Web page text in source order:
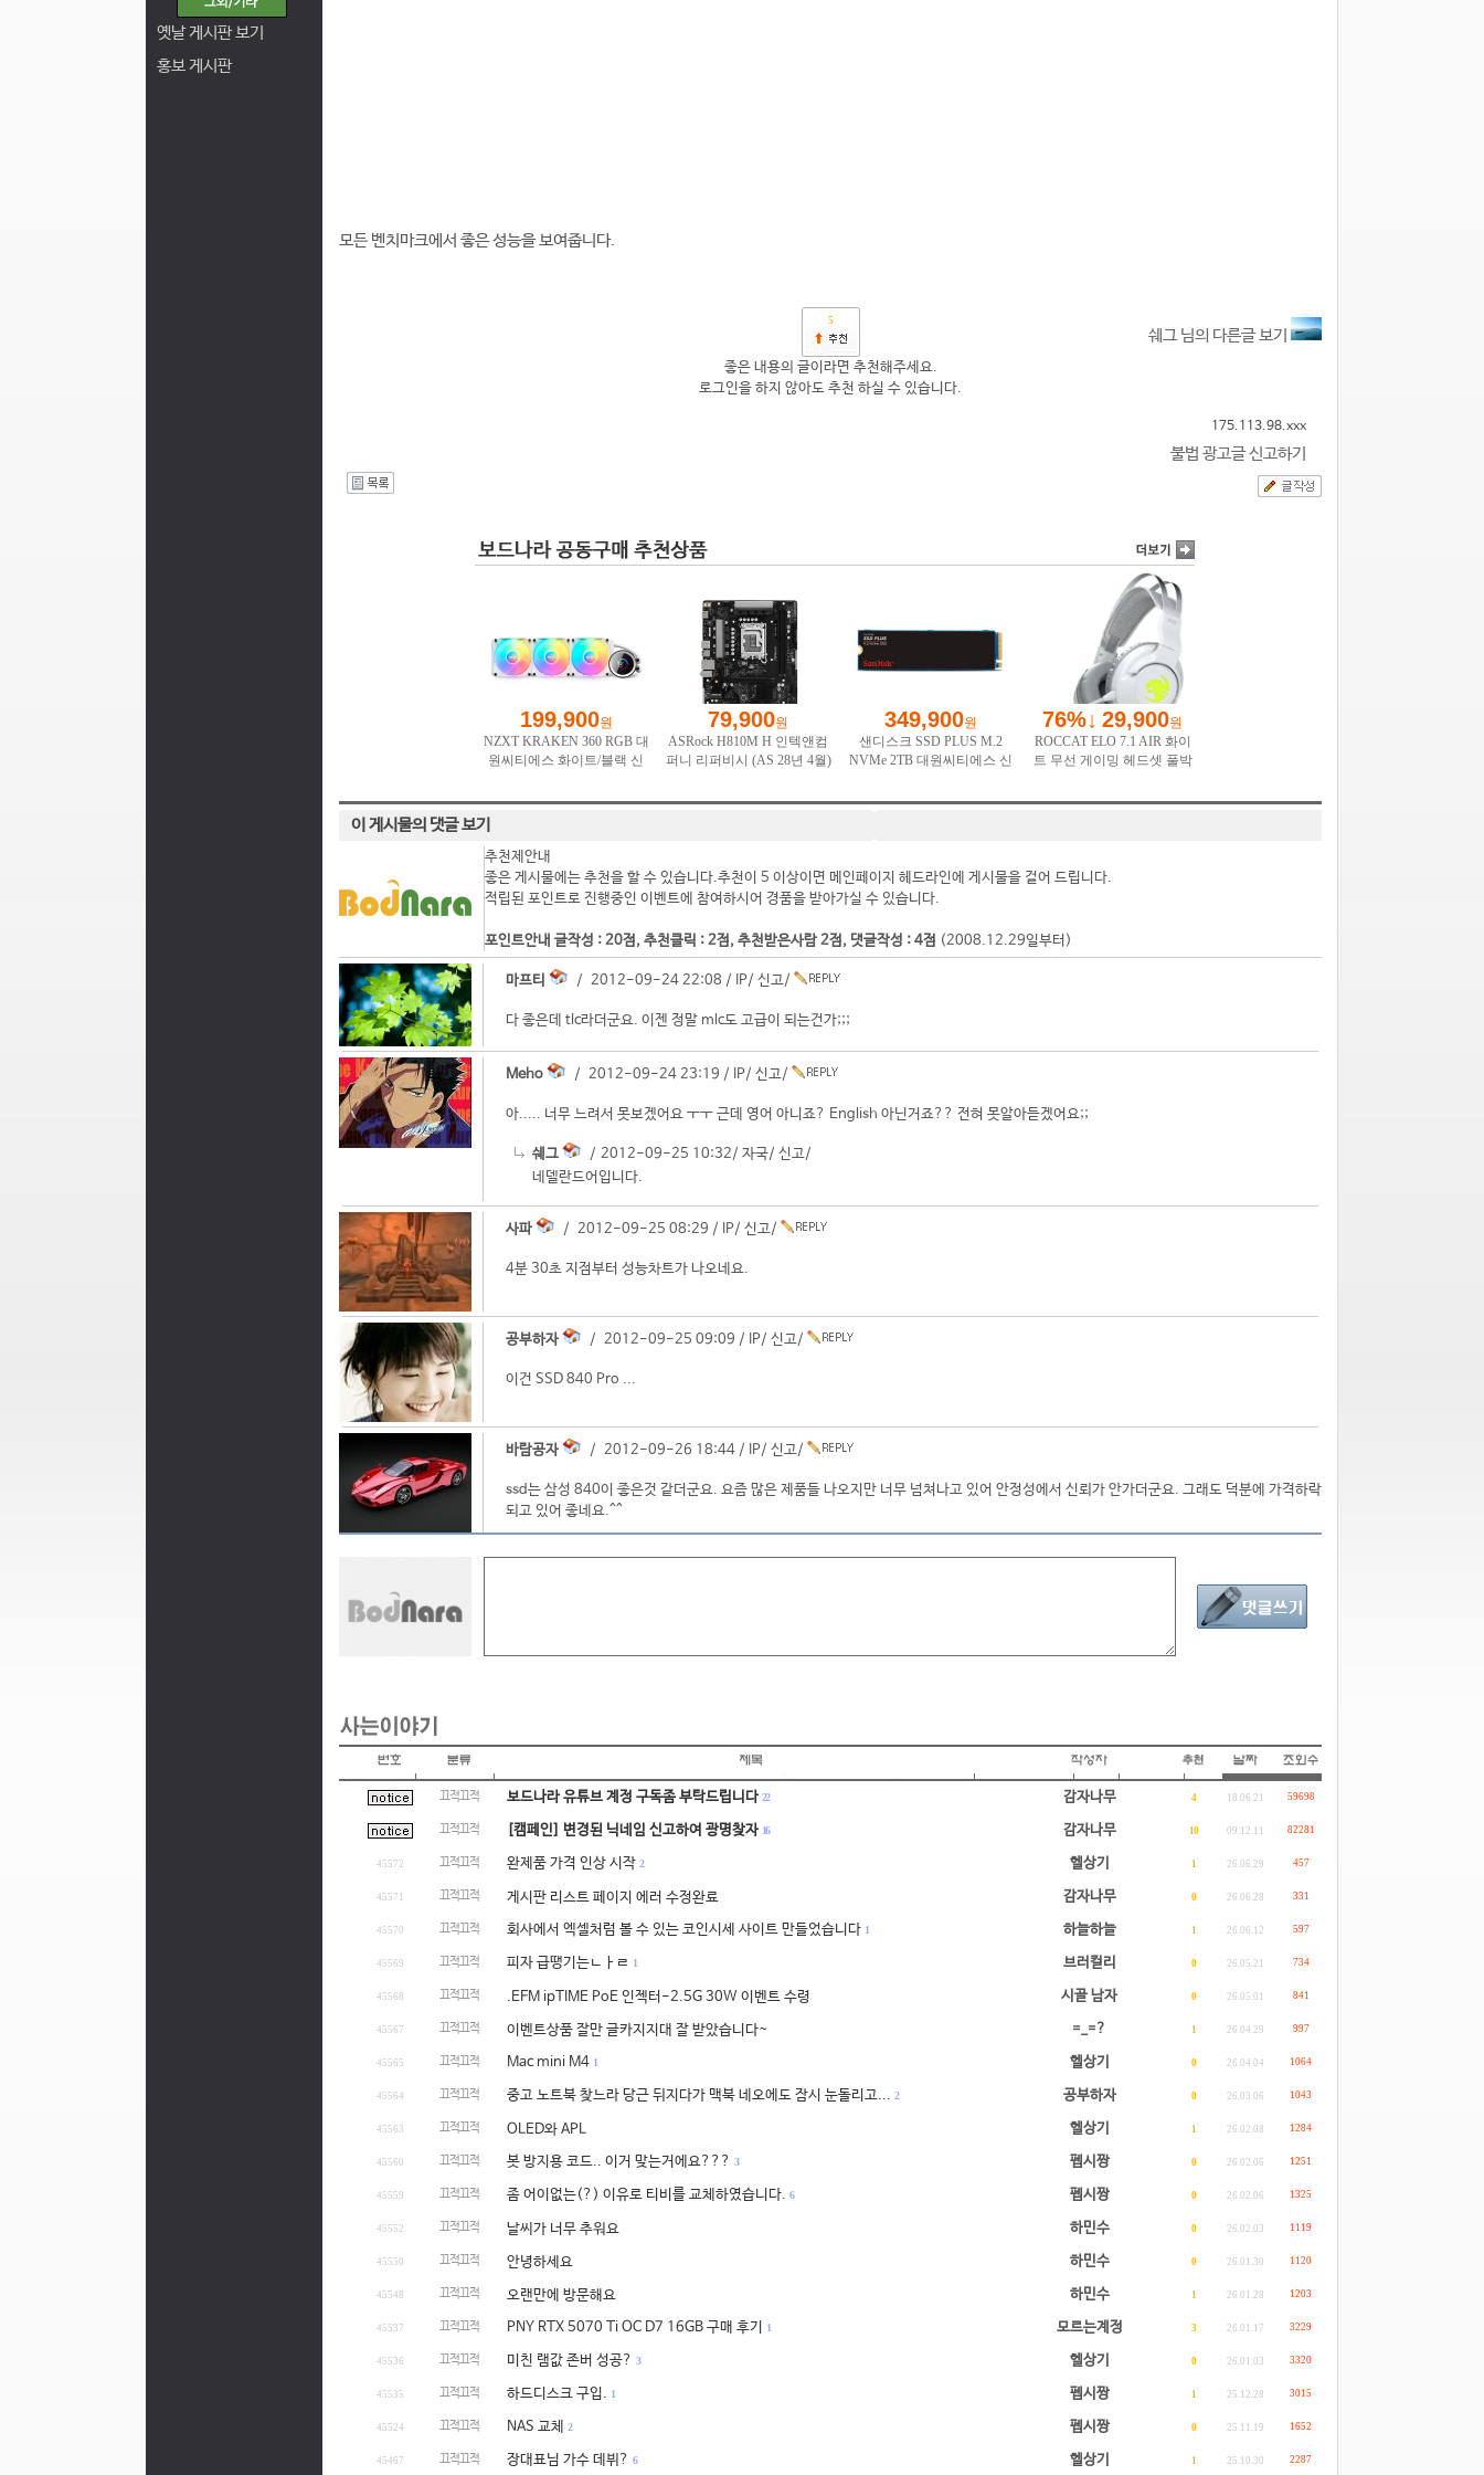
옛날 게시판 보기
홍보 게시판
모든 벤치마크에서 좋은 성능을 보여줍니다.
5
쉐그 님의 다른글 보기
좋은 내용의 글이라면 추천해주세요.
로그인을 하지 않아도 추천 하실 수 있습니다.
175.113.98.xxx
불법 광고글 신고하기
이 게시물의 댓글 보기
추천제안내
좋은 게시물에는 추천을 할 수 있습니다.추천이 5 이상이면 메인페이지 헤드라인에 게시물을 걸어 드립니다.
적립된 포인트로 진행중인 이벤트에 참여하시어 경품을 받아가실 수 있습니다.
포인트안내 글작성 : 20점, 추천클릭 : 2점, 추천받은사람 2점, 댓글작성 : 4점 (2008.12.29일부터)
마프티 / 2012-09-24 22:08 / IP/ 신고/
다 좋은데 tlc라더군요. 이젠 정말 mlc도 고급이 되는건가;;;
Meho / 2012-09-24 23:19 / IP/ 신고/
아..... 너무 느려서 못보겠어요 ㅜㅜ 근데 영어 아니죠? English 아닌거죠?? 전혀 못알아듣겠어요;;
쉐그 / 2012-09-25 10:32/ 자국/ 신고/
네델란드어입니다.
사파 / 2012-09-25 08:29 / IP/ 신고/
4분 30초 지점부터 성능차트가 나오네요.
공부하자 / 2012-09-25 09:09 / IP/ 신고/
이건 SSD 840 Pro ...
바람공자 / 2012-09-26 18:44 / IP/ 신고/
ssd는 삼성 840이 좋은것 같더군요. 요즘 많은 제품들 나오지만 너무 넘쳐나고 있어 안정성에서 신뢰가 안가더군요. 그래도 덕분에 가격하락
되고 있어 좋네요.^^
끄적끄적 보드나라 유튜브 계정 구독좀 부탁드립니다 22 감자나무 4 18.06.21 59698
끄적끄적 [캠페인] 변경된 닉네임 신고하여 광명찾자 16 감자나무 10 09.12.11 82281
45572 끄적끄적 완제품 가격 인상 시작 2 헬상기 1 26.06.29 457
45571 끄적끄적 게시판 리스트 페이지 에러 수정완료 감자나무 0 26.06.28 331
45570 끄적끄적 회사에서 엑셀처럼 볼 수 있는 코인시세 사이트 만들었습니다 1 하늘하늘 1 26.06.12 597
45569 끄적끄적 피자 급땡기는ㄴㅏㄹ 1 브러컬리 0 26.05.21 734
45568 끄적끄적 .EFM ipTIME PoE 인젝터-2.5G 30W 이벤트 수령 시골 남자 0 26.05.01 841
45567 끄적끄적 이벤트상품 잘만 글카지지대 잘 받았습니다~ =_=? 1 26.04.29 997
45565 끄적끄적 Mac mini M4 1 헬상기 0 26.04.04 1064
45564 끄적끄적 중고 노트북 찾느라 당근 뒤지다가 맥북 네오에도 잠시 눈돌리고... 2 공부하자 0 26.03.06 1043
45563 끄적끄적 OLED와 APL 헬상기 1 26.02.08 1284
45560 끄적끄적 봇 방지용 코드.. 이거 맞는거에요??? 3 펩시짱 0 26.02.06 1251
45559 끄적끄적 좀 어이없는(?) 이유로 티비를 교체하였습니다. 6 펩시짱 0 26.02.06 1325
45552 끄적끄적 날씨가 너무 추워요 하민수 0 26.02.03 1119
45550 끄적끄적 안녕하세요 하민수 0 26.01.30 1120
45548 끄적끄적 오랜만에 방문해요 하민수 1 26.01.28 1203
45537 끄적끄적 PNY RTX 5070 Ti OC D7 16GB 구매 후기 1 모르는계정 3 26.01.17 3229
45536 끄적끄적 미친 램값 존버 성공? 3 헬상기 0 26.01.03 3320
45535 끄적끄적 하드디스크 구입. 1 펩시짱 1 25.12.28 3015
45524 끄적끄적 NAS 교체 2 펩시짱 0 25.11.19 1652
45467 끄적끄적 장대표님 가수 데뷔? 6 헬상기 1 25.10.30 2287